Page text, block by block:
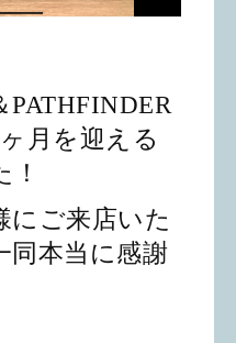
月を迎える
にご来店いた
同本当に感謝